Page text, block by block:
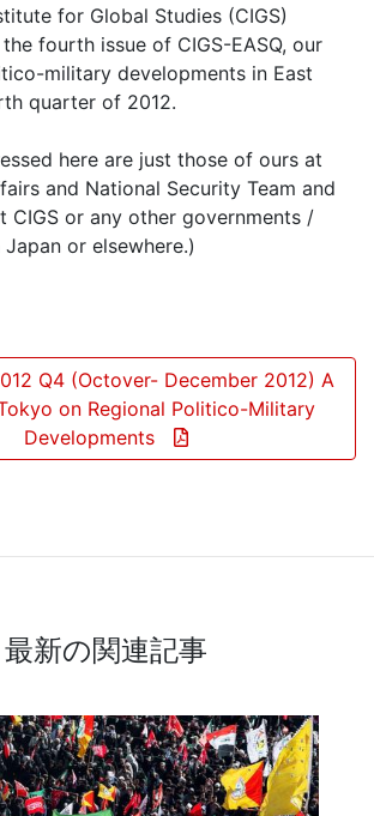
for Global Studies (CIGS)
fourth issue of CIGS-EASQ, our
military developments in East
quarter of 2012.
here are just those of ours at
and National Security Team and
CIGS or any other governments /
or elsewhere.)
Q4 (Octover- December 2012) A
on Regional Politico-Military
Developments
最新の関連記事